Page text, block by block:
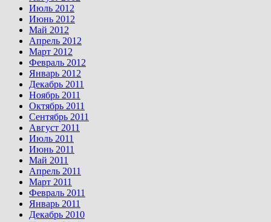
Июль 2012
Июнь 2012
Май 2012
Апрель 2012
Март 2012
Февраль 2012
Январь 2012
Декабрь 2011
Ноябрь 2011
Октябрь 2011
Сентябрь 2011
Август 2011
Июль 2011
Июнь 2011
Май 2011
Апрель 2011
Март 2011
Февраль 2011
Январь 2011
Декабрь 2010